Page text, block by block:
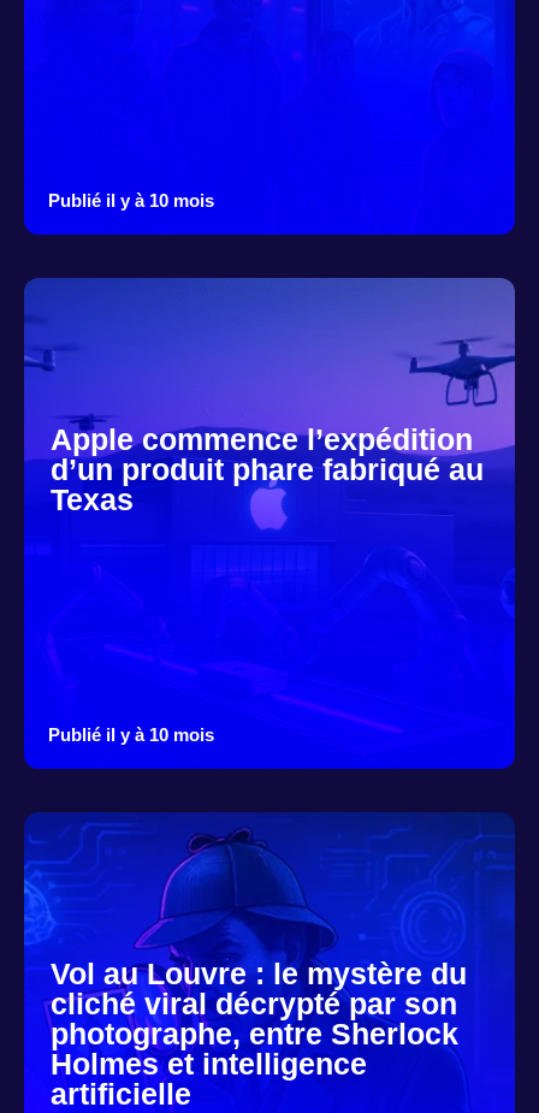
Publié il y à 10 mois
Apple commence l’expédition
d’un produit phare fabriqué au
Texas
Publié il y à 10 mois
Vol au Louvre : le mystère du
cliché viral décrypté par son
photographe, entre Sherlock
Holmes et intelligence
artificielle